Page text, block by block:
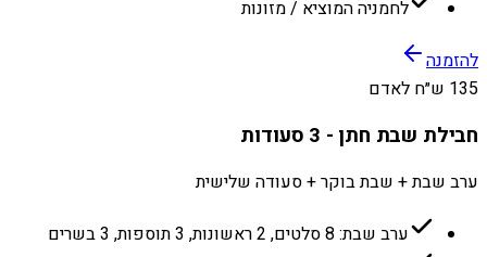
לחמניה המוציא / מזונות
להזמנה
135 ש״ח לאדם
חבילת שבת חתן - 3 סעודות
ערב שבת + שבת בוקר + סעודה שלישית
ערב שבת: 8 סלטים, 2 ראשונות, 3 תוספות, 3 בשרים